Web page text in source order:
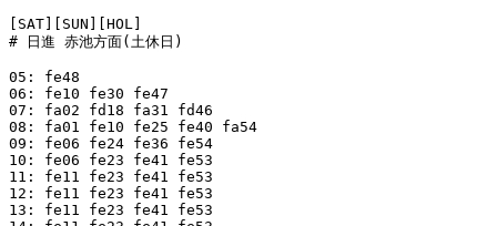
[SAT][SUN][HOL]
# 日進 赤池方面(土休日)
05: fe48
06: fe10 fe30 fe47
07: fa02 fd18 fa31 fd46
08: fa01 fe10 fe25 fe40 fa54
09: fe06 fe24 fe36 fe54
10: fe06 fe23 fe41 fe53
11: fe11 fe23 fe41 fe53
12: fe11 fe23 fe41 fe53
13: fe11 fe23 fe41 fe53